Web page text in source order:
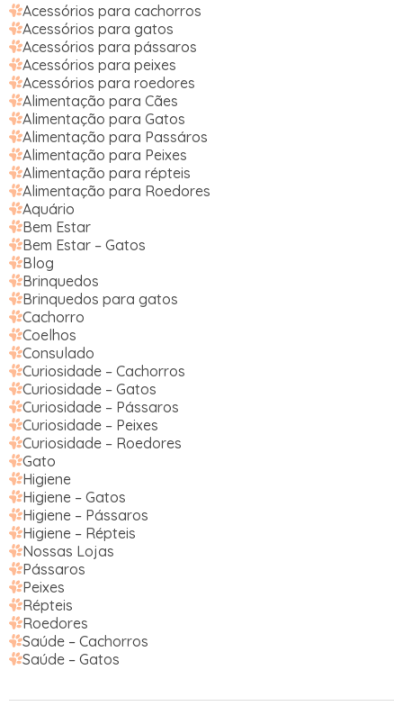
Acessórios para cachorros
Acessórios para gatos
Acessórios para pássaros
Acessórios para peixes
Acessórios para roedores
Alimentação para Cães
Alimentação para Gatos
Alimentação para Passáros
Alimentação para Peixes
Alimentação para répteis
Alimentação para Roedores
Aquário
Bem Estar
Bem Estar – Gatos
Blog
Brinquedos
Brinquedos para gatos
Cachorro
Coelhos
Consulado
Curiosidade – Cachorros
Curiosidade – Gatos
Curiosidade – Pássaros
Curiosidade – Peixes
Curiosidade – Roedores
Gato
Higiene
Higiene – Gatos
Higiene – Pássaros
Higiene – Répteis
Nossas Lojas
Pássaros
Peixes
Répteis
Roedores
Saúde – Cachorros
Saúde – Gatos